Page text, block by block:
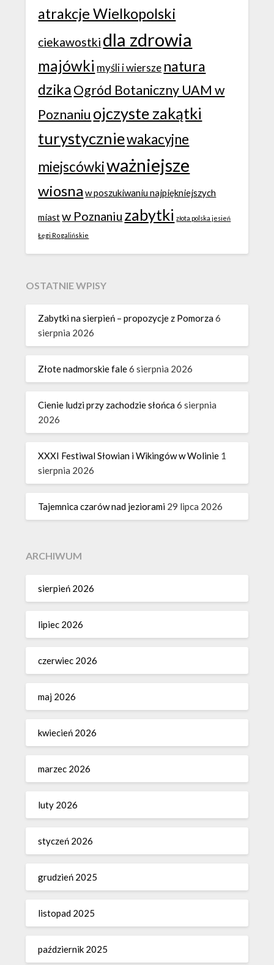
atrakcje Wielkopolski
ciekawostki dla zdrowia
majówki myśli i wiersze natura
dzikaOgród Botaniczny UAM w
Poznaniu ojczyste zakątki
turystyczniewakacyjne
miejscówkiważniejsze
wiosna w poszukiwaniu najpiękniejszych
miastw Poznaniu zabytki złota polska jesień
Łęgi Rogalińskie
OSTATNIE WPISY
Zabytki na sierpień – propozycje z Pomorza6
sierpnia 2026
Złote nadmorskie fale6 sierpnia 2026
Cienie ludzi przy zachodzie słońca6 sierpnia
2026
XXXI Festiwal Słowian i Wikingów w Wolinie 1
sierpnia 2026
Tajemnica czarów nad jeziorami 29 lipca 2026
ARCHIWUM
sierpień 2026
lipiec 2026
czerwiec 2026
maj 2026
kwiecień 2026
marzec 2026
luty 2026
styczeń 2026
grudzień 2025
listopad 2025
październik 2025